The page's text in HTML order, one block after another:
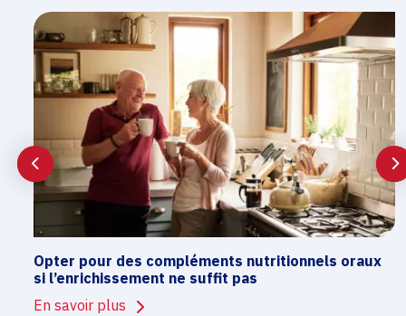
Opter pour des compléments nutritionnels oraux
si l’enrichissement ne suffit pas
En savoir plus